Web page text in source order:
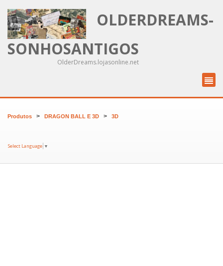
OLDERDREAMS-
SONHOSANTIGOS
OlderDreams.lojasonline.net
Produtos > DRAGON BALL E 3D > 3D
Select Language ▼